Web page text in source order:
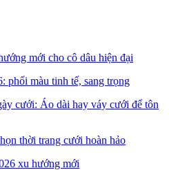
mới cho cô dâu hiện đại
phối màu tinh tế, sang trọng
cưới: Áo dài hay váy cưới để tôn
thời trang cưới hoàn hảo
xu hướng mới